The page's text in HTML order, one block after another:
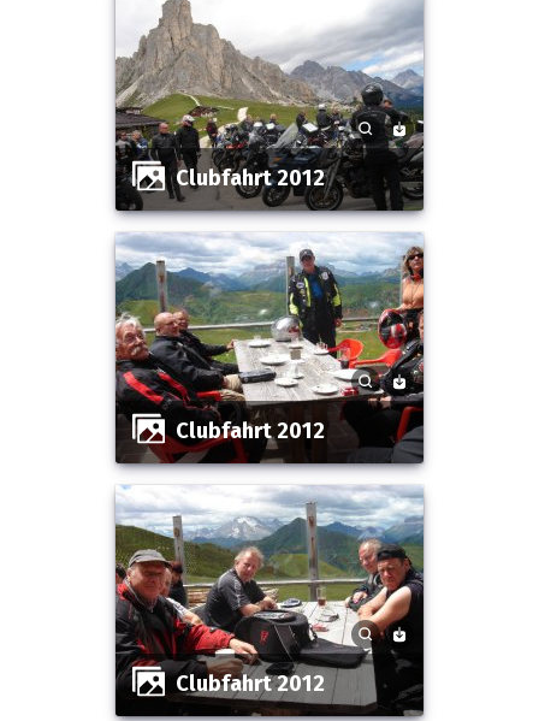
Clubfahrt 2012
Clubfahrt 2012
Clubfahrt 2012